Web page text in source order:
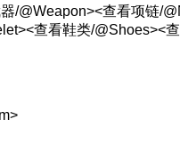
/@Weapon><查看项链/
查看鞋类/@Shoes><